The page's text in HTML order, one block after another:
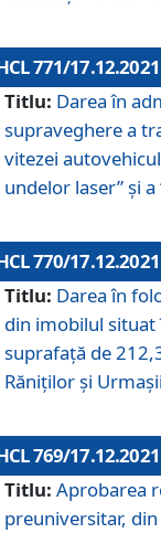
771/17.12.2021
Titlu: Darea în
supraveghere a
vitezei
undelor laser” și
770/17.12.2021
Titlu: Darea în
din imobilul situat
suprafaţă de
Răniţilor şi
769/17.12.2021
Titlu: Aprobarea
preuniversitar,